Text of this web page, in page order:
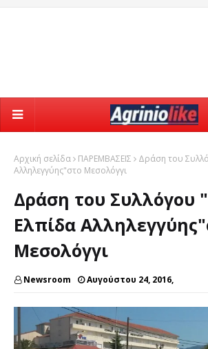
Αρχική σελίδα ΠΑΡΕΜΒΑΣΕΙΣ
Δράση του
Αλληλεγγύης"στο Μεσολόγγι
Δράση του Συλλόγου
Ελπίδα
Μεσολόγγι
Newsroom Αυγούστου 24, 2016,